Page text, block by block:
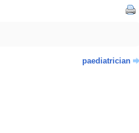
paediatrician